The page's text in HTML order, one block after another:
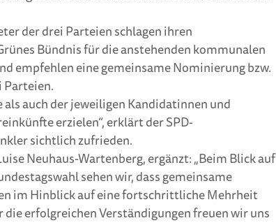
der drei Parteien schlagen ihren
Bündnis für die anstehenden kommunalen
empfehlen eine gemeinsame Nominierung bzw.
auch der jeweiligen Kandidatinnen und
erzielen“, erklärt der SPD-
sichtlich zufrieden.
Neuhaus-Wartenberg, ergänzt: „Beim Blick auf
sehen wir, dass gemeinsame
im Hinblick auf eine fortschrittliche Mehrheit
die erfolgreichen Verständigungen freuen wir uns